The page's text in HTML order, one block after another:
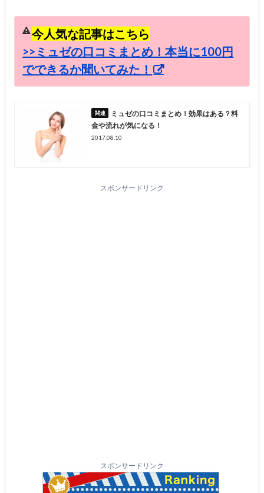
今人気な記事はこちら
>>ミュゼの口コミまとめ！本当に100円
でできるか聞いてみた！
ミュゼの口コミまとめ！効果はある？料
金や流れが気になる！
2017.08.10
スポンサードリンク
スポンサードリンク